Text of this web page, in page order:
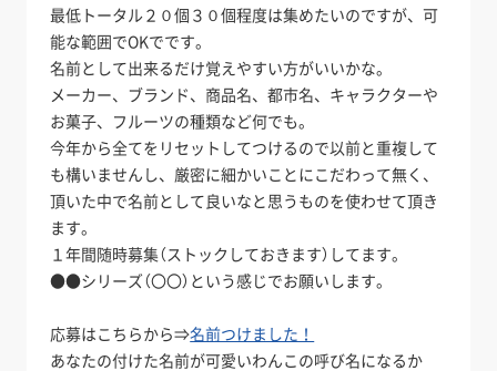
最低トータル２０個３０個程度は集めたいのですが、可
能な範囲でOKでです。
名前として出来るだけ覚えやすい方がいいかな。
メーカー、ブランド、商品名、都市名、キャラクターや
お菓子、フルーツの種類など何でも。
今年から全てをリセットしてつけるので以前と重複して
も構いませんし、厳密に細かいことにこだわって無く、
頂いた中で名前として良いなと思うものを使わせて頂き
ます。
１年間随時募集（ストックしておきます）してます。
●●シリーズ（〇〇）という感じでお願いします。
応募はこちらから⇒名前つけました！
あなたの付けた名前が可愛いわんこの呼び名になるか